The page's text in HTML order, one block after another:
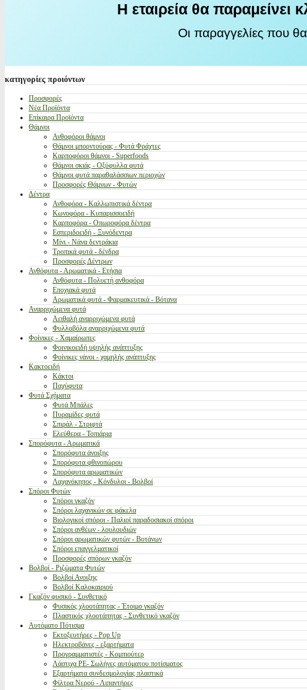
Η εταιρεία θα
Οι παραγγελίες που
κατηγορίες προιόντων
Προσφορές
Νέα Προϊόντα
Επίκαιρα Προϊόντα
Θάμνοι
Ανθοφόροι θάμνοι
Θάμνοι μπορντούρας - Φυτά Φράχτες
Καρποφόροι θάμνοι - Superfoods
Θάμνοι σκιάς - Οξύφυλλα φυτά
Θάμνοι φυτά παραθαλάσσιων περιοχών
Προσφορές Θάμνων - Φυτών
Δέντρα
Ανθοφόρα - Καλλωπιστικά δέντρα
Κωνοφόρα - Κυπαρισσοειδή
Καρποφόρα - Οπωροφόρα δέντρα
Εσπεριδοειδή - Ξυνόδεντρα
Μίνι - Νάνα δεντράκια
Τροπικά φυτά - δένδρα
Προσφορές Δέντρων
Ανθόφυτα - Αρωματικά - Ετήσια
Ανθόφυτα - Πολυετή ανθοφόρα
Εποχιακά φυτά
Αρωματικά φυτά - Φαρμακευτικά - Βότανα
Αναρριχώμενα φυτά
Αειθαλή αναρριχώμενα φυτά
Φυλλοβόλα αναρριχώμενα φυτά
Φοίνικες - Χαμαίρωπες
Φοινικοειδή υψηλής ανάπτυξης
Φοίνικες νάνοι - χαμηλής ανάπτυξης
Κακτοειδή
Κάκτοι
Παχύφυτα
Φυτά Σχήματα
Φυτά Μπάλες
Πυραμίδες φυτά
Σπιράλ - Στριφτά
Ελεύθερα - Τοπιάρια
Σπορόφυτα - Αρωματικά
Σπορόφυτα άνοιξης
Σπορόφυτα φθινοπώρου
Σπορόφυτα αρωματικών
Λαχανόκηπος - Κόνδυλοι - Βολβοί
Σπόροι Φυτών
Σπόροι γκαζόν
Σπόροι λαχανικών σε φάκελα
Βιολογικοί σπόροι - Παλιοί παραδοσιακοί σπόροι
Σπόροι ανθέων - λουλουδιών
Σπόροι αρωματικών φυτών - Βοτάνων
Σπόροι επαγγελματικοί
Προσφορές σπόρων γκαζόν
Βολβοί - Ριζώματα Φυτών
Βολβοί Ανοιξης
Βολβοί Καλοκαιριού
Γκαζόν φυσικό - Συνθετικό
Φυσικός χλοοτάπητας - Έτοιμο γκαζόν
Πλαστικός χλοοτάπητας - Συνθετικό γκαζόν
Αυτόματο Πότισμα
Εκτοξευτήρες - Pop Up
Ηλεκτροβάνες - εξαρτήματα
Προγραμματιστές - Κομπιούτερ
Λάστιχα PE- Σωλήνες αυτόματου ποτίσματος
Εξαρτήματα συνδεσμολογίας πλαστικά
Φίλτρα Νερού - Λιπαντήρες